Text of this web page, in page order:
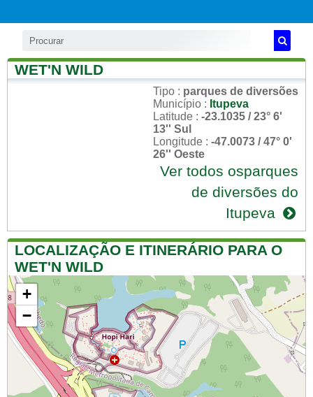
WET'N WILD
Tipo : parques de diversões
Município : Itupeva
Latitude : -23.1035 / 23° 6'
13'' Sul
Longitude : -47.0073 / 47° 0'
26'' Oeste
Ver todos osparques
de diversões do
Itupeva
LOCALIZAÇÃO E ITINERÁRIO PARA O
WET'N WILD
+
−